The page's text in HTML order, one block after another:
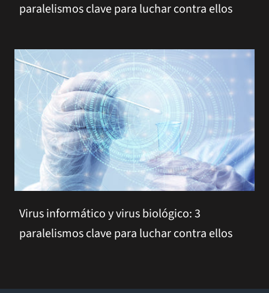
paralelismos clave para luchar contra ellos
Virus informático y virus biológico: 3
paralelismos clave para luchar contra ellos